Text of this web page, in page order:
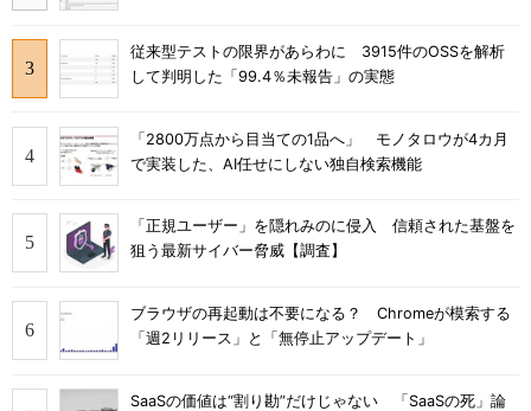
従来型テストの限界があらわに 3915件のOSSを解析
して判明した「99.4％未報告」の実態
「2800万点から目当ての1品へ」 モノタロウが4カ月
で実装した、AI任せにしない独自検索機能
「正規ユーザー」を隠れみのに侵入 信頼された基盤を
狙う最新サイバー脅威【調査】
ブラウザの再起動は不要になる？ Chromeが模索する
「週2リリース」と「無停止アップデート」
SaaSの価値は“割り勘”だけじゃない 「SaaSの死」論